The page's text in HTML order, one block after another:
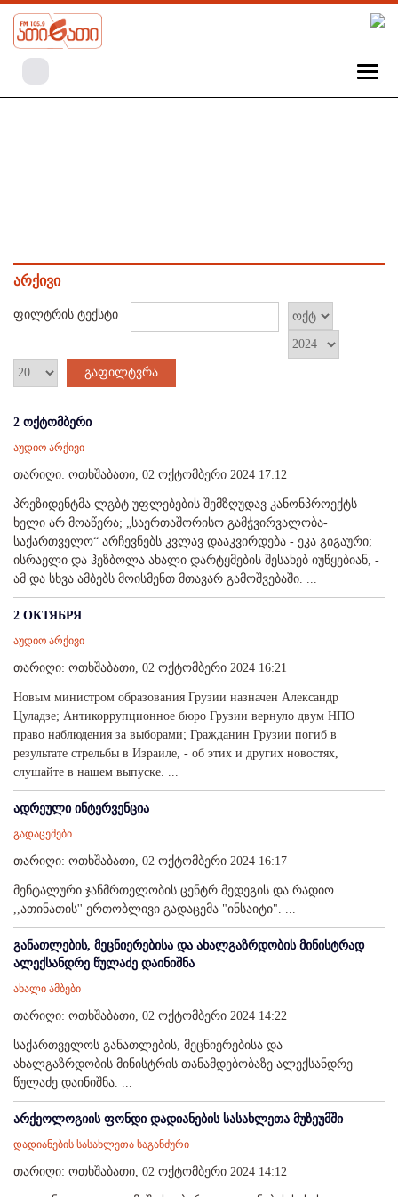
არქივი
ფილტრის ტექსტი
გაფილტვრა
2 ოქტომბერი
აუდიო არქივი
თარიღი: ოთხშაბათი, 02 ოქტომბერი 2024 17:12
პრეზიდენტმა ლგბტ უფლებების შემზღუდავ კანონპროექტს
ხელი არ მოაწერა; „საერთაშორისო გამჭვირვალობა-
საქართველო“ არჩევნებს კვლავ დააკვირდება - ეკა გიგაური;
ისრაელი და ჰეზბოლა ახალი დარტყმების შესახებ იუწყებიან, -
ამ და სხვა ამბებს მოისმენთ მთავარ გამოშვებაში. ...
2 ОКТЯБРЯ
აუდიო არქივი
თარიღი: ოთხშაბათი, 02 ოქტომბერი 2024 16:21
Новым министром образования Грузии назначен Александр
Цуладзе; Антикоррупционное бюро Грузии вернуло двум НПО
право наблюдения за выборами; Гражданин Грузии погиб в
результате стрельбы в Израиле, - об этих и других новостях,
слушайте в нашем выпуске. ...
ადრეული ინტერვენცია
გადაცემები
თარიღი: ოთხშაბათი, 02 ოქტომბერი 2024 16:17
მენტალური ჯანმრთელობის ცენტრ მედეგის და რადიო
,,ათინათის'' ერთობლივი გადაცემა "ინსაიტი". ...
განათლების, მეცნიერებისა და ახალგაზრდობის მინისტრად
ალექსანდრე წულაძე დაინიშნა
ახალი ამბები
თარიღი: ოთხშაბათი, 02 ოქტომბერი 2024 14:22
საქართველოს განათლების, მეცნიერებისა და
ახალგაზრდობის მინისტრის თანამდებობაზე ალექსანდრე
წულაძე დაინიშნა. ...
არქეოლოგიის ფონდი დადიანების სასახლეთა მუზეუმში
დადიანების სასახლეთა საგანძური
თარიღი: ოთხშაბათი, 02 ოქტომბერი 2024 14:12